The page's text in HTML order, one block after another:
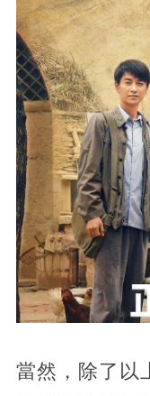
當然，除了以